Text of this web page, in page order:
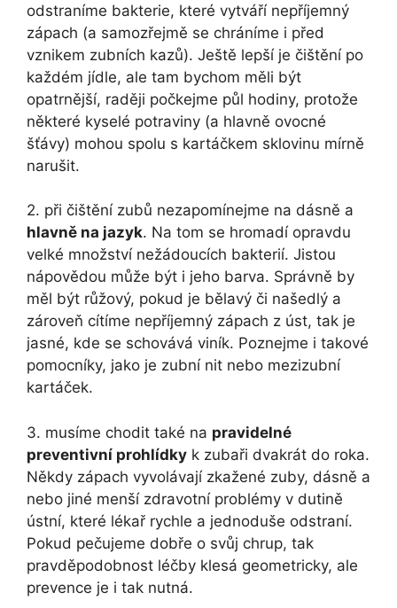
odstraníme bakterie, které vytváří nepříjemný
zápach (a samozřejmě se chráníme i před
vznikem zubních kazů). Ještě lepší je čištění po
každém jídle, ale tam bychom měli být
opatrnější, raději počkejme půl hodiny, protože
některé kyselé potraviny (a hlavně ovocné
šťávy) mohou spolu s kartáčkem sklovinu mírně
narušit.
2. při čištění zubů nezapomínejme na dásně a
hlavně na jazyk. Na tom se hromadí opravdu
velké množství nežádoucích bakterií. Jistou
nápovědou může být i jeho barva. Správně by
měl být růžový, pokud je bělavý či našedlý a
zároveň cítíme nepříjemný zápach z úst, tak je
jasné, kde se schovává viník. Poznejme i takové
pomocníky, jako je zubní nit nebo mezizubní
kartáček.
3. musíme chodit také na pravidelné
preventivní prohlídky k zubaři dvakrát do roka.
Někdy zápach vyvolávají zkažené zuby, dásně a
nebo jiné menší zdravotní problémy v dutině
ústní, které lékař rychle a jednoduše odstraní.
Pokud pečujeme dobře o svůj chrup, tak
pravděpodobnost léčby klesá geometricky, ale
prevence je i tak nutná.